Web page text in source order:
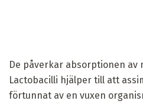
De påverkar absorptionen av
Lactobacilli hjälper till att
förtunnat av en vuxen